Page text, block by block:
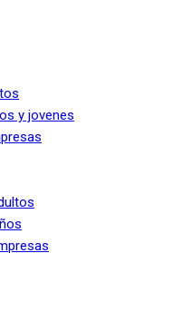
y jovenes